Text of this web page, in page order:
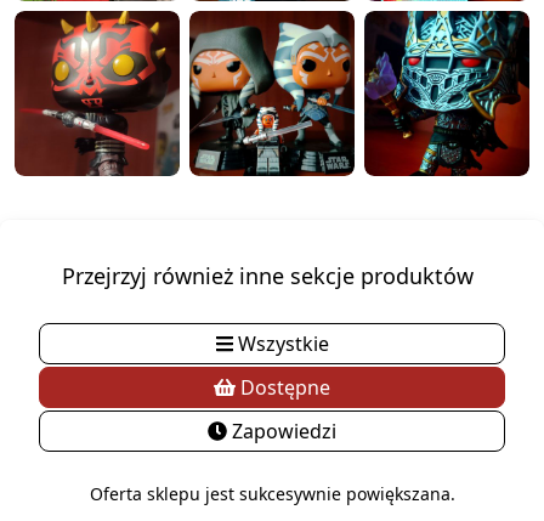
Przejrzyj również inne sekcje produktów
Wszystkie
Dostępne
Zapowiedzi
Oferta sklepu jest sukcesywnie powiększana.